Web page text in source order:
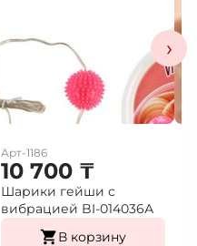
Арт-1186
10 700 ₸
Шарики гейши с
вибрацией BI-014036А
В корзину
›